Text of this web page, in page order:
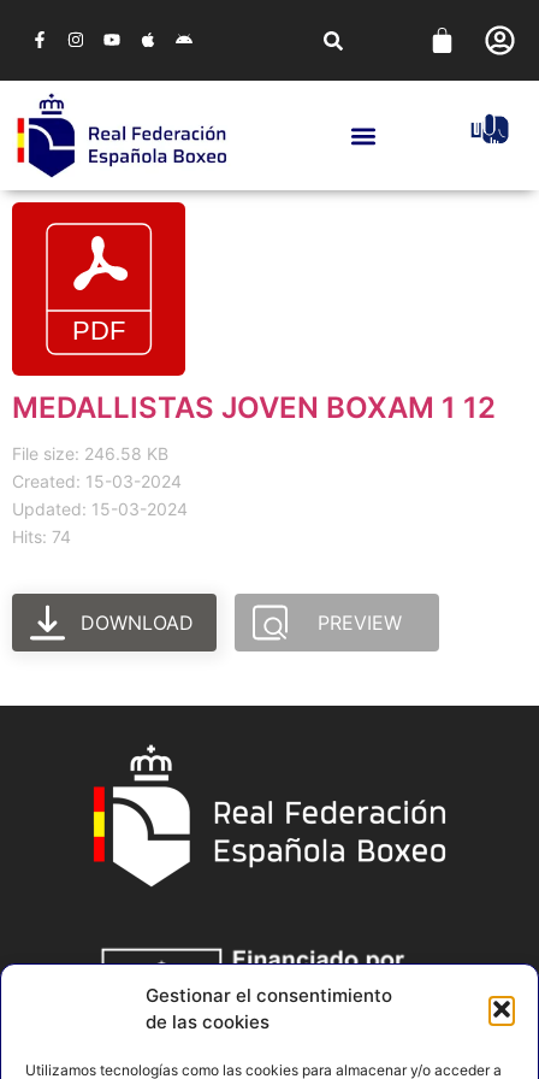
Gestionar el consentimiento
de las cookies
Utilizamos tecnologías como las cookies para almacenar y/o acceder a
MEDALLISTAS JOVEN BOXAM 1 12
File size: 246.58 KB
Created: 15-03-2024
Updated: 15-03-2024
Hits: 74
DOWNLOAD PREVIEW